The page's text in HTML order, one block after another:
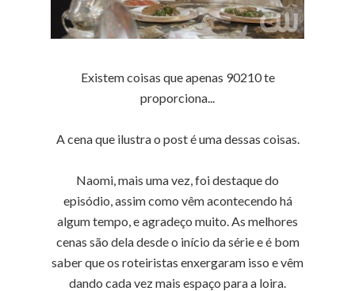
Existem coisas que apenas 90210 te
proporciona...
A cena que ilustra o post é uma dessas coisas.
Naomi, mais uma vez, foi destaque do
episódio, assim como vêm acontecendo há
algum tempo, e agradeço muito. As melhores
cenas são dela desde o início da série e é bom
saber que os roteiristas enxergaram isso e vêm
dando cada vez mais espaço para a loira.